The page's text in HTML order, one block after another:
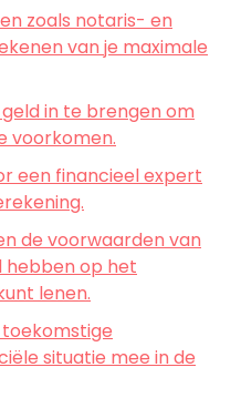
zoals notaris- en
van je maximale
in te brengen om
voorkomen.
een financieel expert
de voorwaarden van
hebben op het
lenen.
toekomstige
situatie mee in de